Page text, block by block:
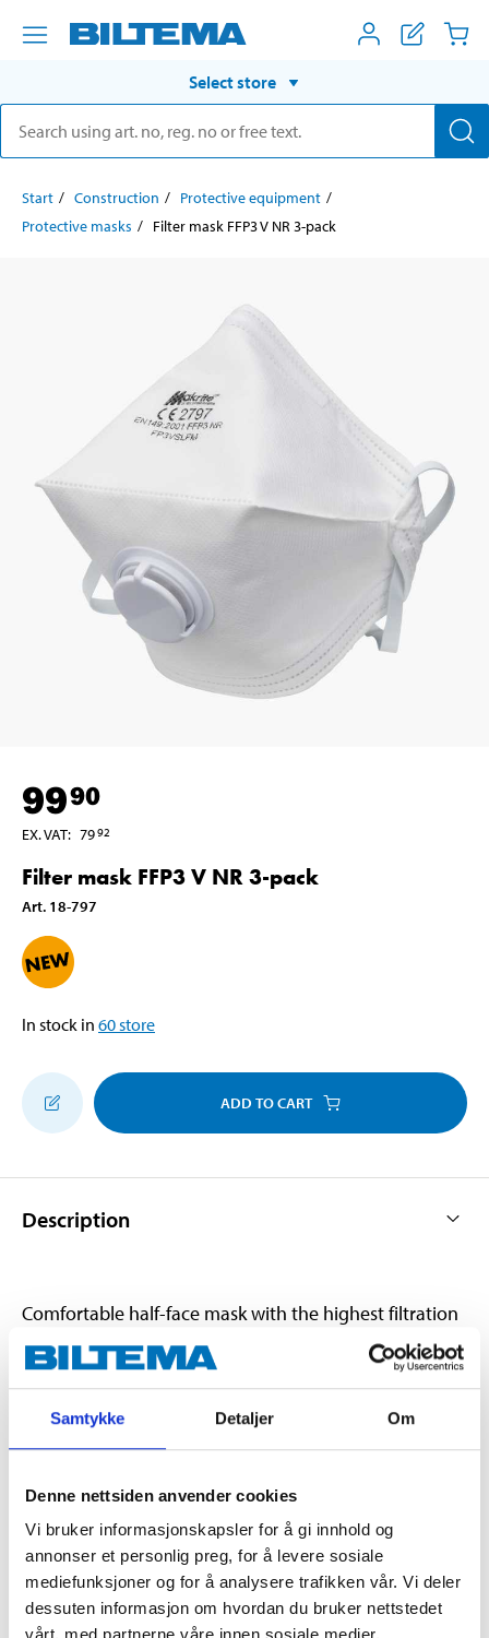
Samtykke Detaljer Om
Denne nettsiden anvender cookies
Vi bruker informasjonskapsler for å gi innhold og
annonser et personlig preg, for å levere sosiale
mediefunksjoner og for å analysere trafikken vår. Vi deler
dessuten informasjon om hvordan du bruker nettstedet
Select store
Start Construction
Protective equipment
Protective masks
Filter mask FFP3 V NR 3-pack
9990
EX. VAT: 7992
Filter mask FFP3 V NR 3-pack
Art. 18-797
In stock in 60store
ADD TO CART
Description
Comfortable half-face mask with the highest filtration
class. Disposable. With exhalation valve and high-
performance filter material. Protects against dust,
smoke and fumes. Dual elastic straps. Pliable nose clip.
Conforms to EN 149:2001+A1:2009.
Filter class FFP3